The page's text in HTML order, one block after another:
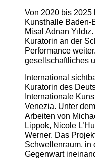
Von 2020 bis
Kunsthalle Baden-
Misal Adnan
Kuratorin an der
Performance
gesellschaftliches
International
Kuratorin des
Internationale
Venezia. Unter
Arbeiten von
Lippok, Nicole
Werner. Das
Schwellenraum, in
Gegenwart